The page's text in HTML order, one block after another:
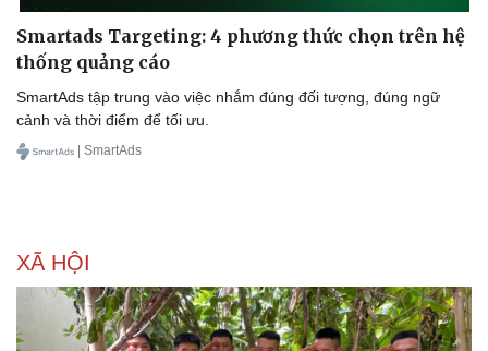
Sân khấu - Điện ảnh
Văn học
Nghệ sĩ
Thời trang
Smartads Targeting: 4 phương thức chọn trên hệ
thống quảng cáo
SmartAds tập trung vào việc nhắm đúng đối tượng, đúng ngữ
cảnh và thời điểm để tối ưu.
| SmartAds
XÃ HỘI